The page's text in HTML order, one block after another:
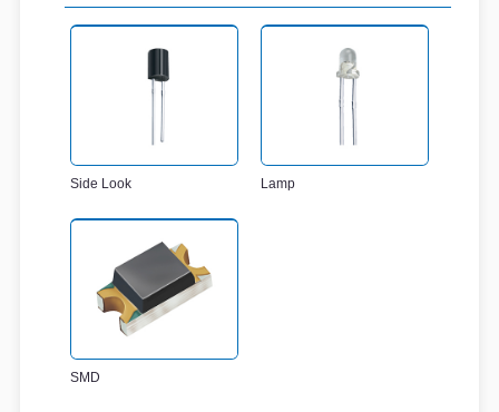
Side Look Lamp
SMD